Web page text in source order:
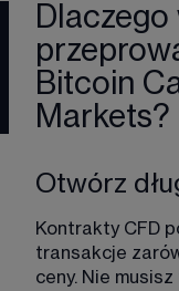
Bitcoin
Markets?
Otwórz
Kontrakty CFD
transakcje
ceny. Nie